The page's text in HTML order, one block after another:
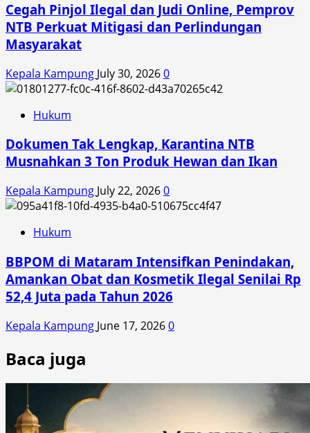
Cegah Pinjol Ilegal dan Judi Online, Pemprov
NTB Perkuat Mitigasi dan Perlindungan
Masyarakat
Kepala Kampung July 30, 20260
Hukum
Dokumen Tak Lengkap, Karantina NTB
Musnahkan 3 Ton Produk Hewan dan Ikan
Kepala Kampung July 22, 20260
Hukum
BBPOM di Mataram Intensifkan Penindakan,
Amankan Obat dan Kosmetik Ilegal Senilai Rp
52,4 Juta pada Tahun 2026
Kepala Kampung June 17, 20260
Baca juga